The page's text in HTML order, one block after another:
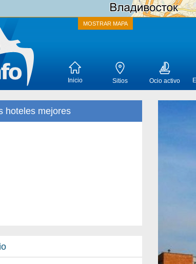
MOSTRAR MAPA
Inicio Sitios Ocio activo
hoteles mejores